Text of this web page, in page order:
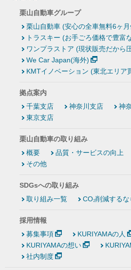
栗山自動車グループ
栗山自動車 (安心の全車無料6ヶ
トラスキー (お手ごろ価格で豊富
ワンプラストア (現状販売だから
We Car Japan(海外)
KMTイノベーション (東北エリア
拠点案内
千葉支店
神奈川支店
神
東京支店
栗山自動車の取り組み
概要
品質・サービスの向上
その他
SDGsへの取り組み
取り組み一覧
CO₂削減する
採用情報
募集事項
KURIYAMAの人
KURIYAMAの想い
社内制度